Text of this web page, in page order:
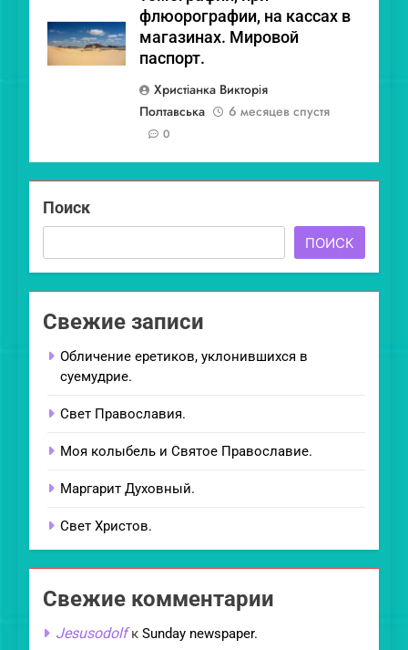
флюорографии, на кассах в
магазинах. Мировой
паспорт.
Христіанка Викторія
Полтавська
6 месяцев спустя
0
Поиск
ПОИСК
Свежие записи
Обличение еретиков, уклонившихся в
суемудрие.
Свет Православия.
Моя колыбель и Святое Православие.
Маргарит Духовный.
Свет Христов.
Свежие комментарии
Jesusodolfк Sunday newspaper.